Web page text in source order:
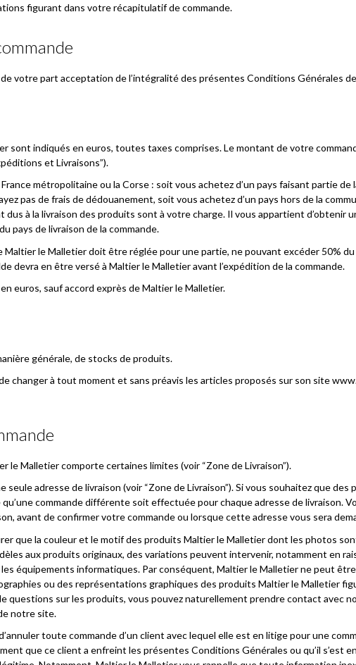
figurant dans votre récapitulatif de commande.
votre part acceptation de l’intégralité des présentes Conditions Générales
sont indiqués en euros, toutes taxes comprises. Le montant de votre
et Livraisons”).
métropolitaine ou la Corse : soit vous achetez d’un pays faisant partie de
pas de frais de dédouanement, soit vous achetez d’un pays hors de la
dus à la livraison des produits sont à votre charge. Il vous appartient d’obtenir
pays de livraison de la commande.
le Malletier doit être réglée pour une partie, ne pouvant excéder 50% du
devra en être versé à Maltier le Malletier avant l’expédition de la commande.
euros, sauf accord exprès de Maltier le Malletier.
générale, de stocks de produits.
changer à tout moment et sans préavis les articles proposés sur son site
le Malletier comporte certaines limites (voir “Zone de Livraison”).
adresse de livraison (voir “Zone de Livraison”). Si vous souhaitez que des
commande différente soit effectuée pour chaque adresse de livraison.
avant de confirmer votre commande ou lorsque cette adresse vous sera
que la couleur et le motif des produits Maltier le Malletier dont les photos
aux produits originaux, des variations peuvent intervenir, notamment en
équipements informatiques. Par conséquent, Maltier le Malletier ne peut
ou des représentations graphiques des produits Maltier le Malletier
questions sur les produits, vous pouvez naturellement prendre contact avec
notre site.
toute commande d’un client avec lequel elle est en litige pour une
que ce client a enfreint les présentes Conditions Générales ou qu’il s’est